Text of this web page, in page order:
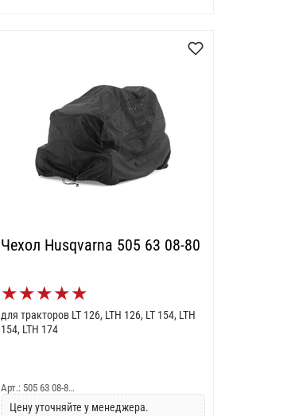
Чехол Husqvarna 505 63 08-80
★★★★★
для тракторов LT 126, LTH 126, LT 154, LTH
154, LTH 174
Арт.: 505 63 08-8…
Цену уточняйте у менеджера.